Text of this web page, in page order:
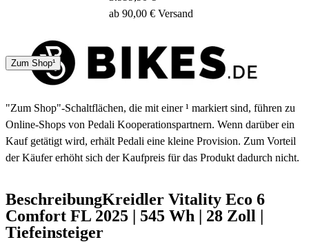
2 - 3 Tage
ab 90,00 € Versand
Zum Shop¹
"Zum Shop"-Schaltflächen, die mit einer ¹ markiert sind, führen zu
Online-Shops von Pedali Kooperationspartnern. Wenn darüber ein
Kauf getätigt wird, erhält Pedali eine kleine Provision. Zum Vorteil
der Käufer erhöht sich der Kaufpreis für das Produkt dadurch nicht.
BeschreibungKreidler Vitality Eco 6
Comfort FL 2025 | 545 Wh | 28 Zoll |
Tiefeinsteiger